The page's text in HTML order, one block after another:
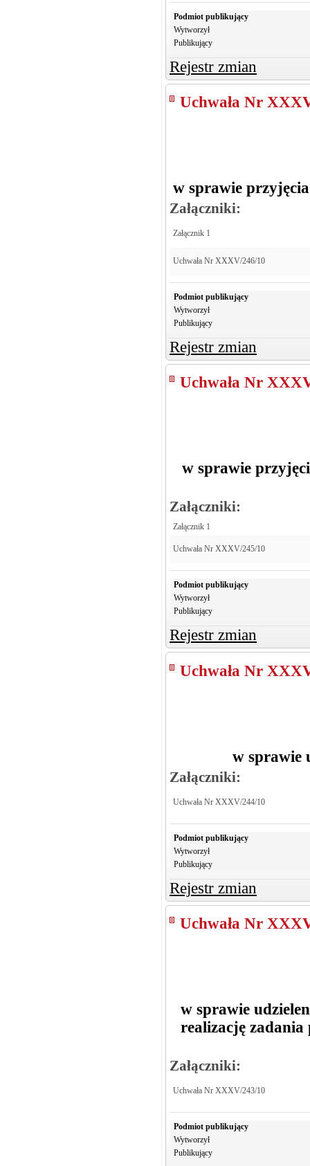
Podmiot publikujący
Wytworzył
Publikujący
Rejestr zmian
Uchwała Nr
w sprawie
Załączniki:
Załącznik 1
Uchwała Nr XXXV/246/10
Podmiot publikujący
Wytworzył
Publikujący
Rejestr zmian
Uchwała Nr
w sprawie
Załączniki:
Załącznik 1
Uchwała Nr XXXV/245/10
Podmiot publikujący
Wytworzył
Publikujący
Rejestr zmian
Uchwała Nr
w sprawie
Załączniki:
Uchwała Nr XXXV/244/10
Podmiot publikujący
Wytworzył
Publikujący
Rejestr zmian
Uchwała Nr
w sprawie
realizację
Załączniki:
Uchwała Nr XXXV/243/10
Podmiot publikujący
Wytworzył
Publikujący